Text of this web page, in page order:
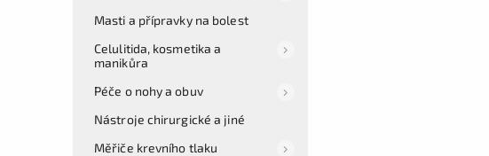
Masti a přípravky na bolest
Celulitida, kosmetika a
manikůra
Péče o nohy a obuv
Nástroje chirurgické a jiné
Měřiče krevního tlaku